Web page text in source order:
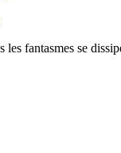
les fantasmes se